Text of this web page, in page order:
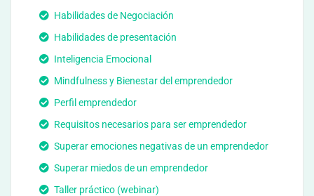
Habilidades de Negociación
Habilidades de presentación
Inteligencia Emocional
Mindfulness y Bienestar del emprendedor
Perfil emprendedor
Requisitos necesarios para ser emprendedor
Superar emociones negativas de un emprendedor
Superar miedos de un emprendedor
Taller práctico (webinar)